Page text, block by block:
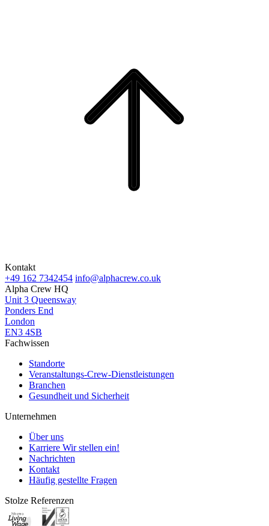
Kontakt
+49 162 7342454 info@alphacrew.co.uk
Alpha Crew HQ
Unit 3 Queensway
Ponders End
London
EN3 4SB
Fachwissen
Standorte
Veranstaltungs-Crew-Dienstleistungen
Branchen
Gesundheit und Sicherheit
Unternehmen
Über uns
Karriere Wir stellen ein!
Nachrichten
Kontakt
Häufig gestellte Fragen
Stolze Referenzen